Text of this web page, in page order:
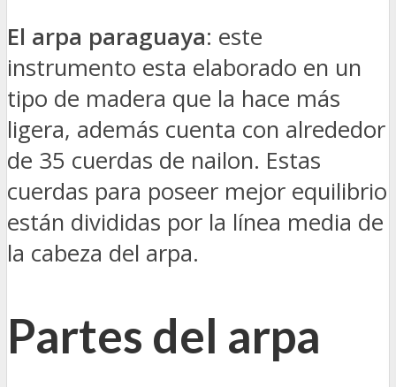
El arpa paraguaya: este
instrumento esta elaborado en un
tipo de madera que la hace más
ligera, además cuenta con alrededor
de 35 cuerdas de nailon. Estas
cuerdas para poseer mejor equilibrio
están divididas por la línea media de
la cabeza del arpa.
Partes del arpa